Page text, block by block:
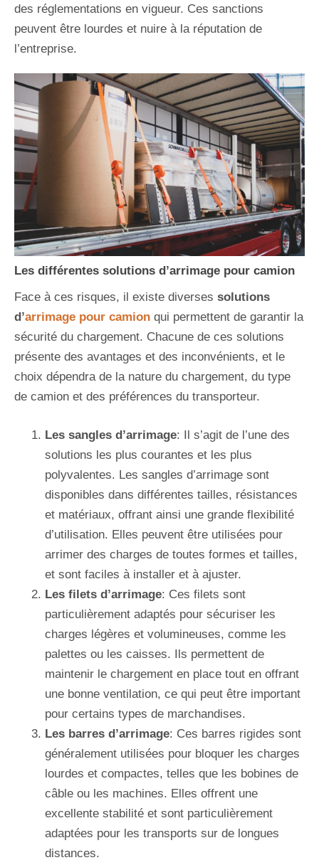
des réglementations en vigueur. Ces sanctions
peuvent être lourdes et nuire à la réputation de
l’entreprise.
Les différentes solutions d’arrimage pour camion
Face à ces risques, il existe diverses solutions
d’arrimage pour camion qui permettent de garantir la
sécurité du chargement. Chacune de ces solutions
présente des avantages et des inconvénients, et le
choix dépendra de la nature du chargement, du type
de camion et des préférences du transporteur.
Les sangles d’arrimage: Il s’agit de l’une des
solutions les plus courantes et les plus
polyvalentes. Les sangles d’arrimage sont
disponibles dans différentes tailles, résistances
et matériaux, offrant ainsi une grande flexibilité
d’utilisation. Elles peuvent être utilisées pour
arrimer des charges de toutes formes et tailles,
et sont faciles à installer et à ajuster.
Les filets d’arrimage: Ces filets sont
particulièrement adaptés pour sécuriser les
charges légères et volumineuses, comme les
palettes ou les caisses. Ils permettent de
maintenir le chargement en place tout en offrant
une bonne ventilation, ce qui peut être important
pour certains types de marchandises.
Les barres d’arrimage: Ces barres rigides sont
généralement utilisées pour bloquer les charges
lourdes et compactes, telles que les bobines de
câble ou les machines. Elles offrent une
excellente stabilité et sont particulièrement
adaptées pour les transports sur de longues
distances.